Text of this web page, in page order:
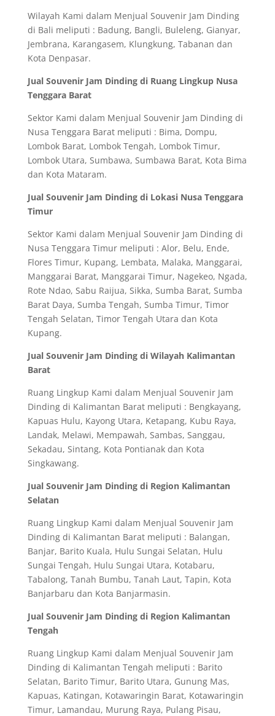
Wilayah Kami dalam Menjual Souvenir Jam Dinding
di Bali meliputi : Badung, Bangli, Buleleng, Gianyar,
Jembrana, Karangasem, Klungkung, Tabanan dan
Kota Denpasar.
Jual Souvenir Jam Dinding di Ruang Lingkup Nusa
Tenggara Barat
Sektor Kami dalam Menjual Souvenir Jam Dinding di
Nusa Tenggara Barat meliputi : Bima, Dompu,
Lombok Barat, Lombok Tengah, Lombok Timur,
Lombok Utara, Sumbawa, Sumbawa Barat, Kota Bima
dan Kota Mataram.
Jual Souvenir Jam Dinding di Lokasi Nusa Tenggara
Timur
Sektor Kami dalam Menjual Souvenir Jam Dinding di
Nusa Tenggara Timur meliputi : Alor, Belu, Ende,
Flores Timur, Kupang, Lembata, Malaka, Manggarai,
Manggarai Barat, Manggarai Timur, Nagekeo, Ngada,
Rote Ndao, Sabu Raijua, Sikka, Sumba Barat, Sumba
Barat Daya, Sumba Tengah, Sumba Timur, Timor
Tengah Selatan, Timor Tengah Utara dan Kota
Kupang.
Jual Souvenir Jam Dinding di Wilayah Kalimantan
Barat
Ruang Lingkup Kami dalam Menjual Souvenir Jam
Dinding di Kalimantan Barat meliputi : Bengkayang,
Kapuas Hulu, Kayong Utara, Ketapang, Kubu Raya,
Landak, Melawi, Mempawah, Sambas, Sanggau,
Sekadau, Sintang, Kota Pontianak dan Kota
Singkawang.
Jual Souvenir Jam Dinding di Region Kalimantan
Selatan
Ruang Lingkup Kami dalam Menjual Souvenir Jam
Dinding di Kalimantan Barat meliputi : Balangan,
Banjar, Barito Kuala, Hulu Sungai Selatan, Hulu
Sungai Tengah, Hulu Sungai Utara, Kotabaru,
Tabalong, Tanah Bumbu, Tanah Laut, Tapin, Kota
Banjarbaru dan Kota Banjarmasin.
Jual Souvenir Jam Dinding di Region Kalimantan
Tengah
Ruang Lingkup Kami dalam Menjual Souvenir Jam
Dinding di Kalimantan Tengah meliputi : Barito
Selatan, Barito Timur, Barito Utara, Gunung Mas,
Kapuas, Katingan, Kotawaringin Barat, Kotawaringin
Timur, Lamandau, Murung Raya, Pulang Pisau,